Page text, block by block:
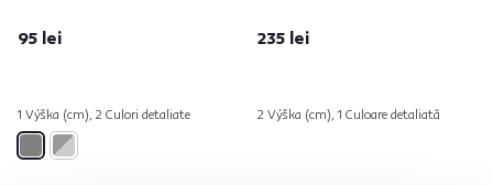
95 lei
1 Výška (cm), 2 Culori detaliate
235 lei
2 Výška (cm), 1 Culoare detaliată